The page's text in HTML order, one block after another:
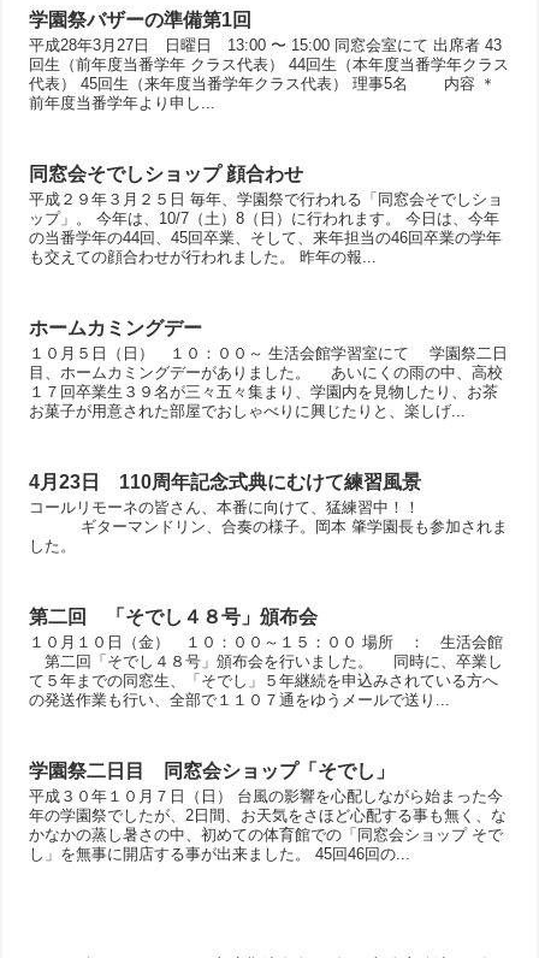
学園祭バザーの準備第1回
平成28年3月27日 日曜日 13:00 〜 15:00 同窓会室にて 出席者 43
回生（前年度当番学年 クラス代表） 44回生（本年度当番学年クラス
代表） 45回生（来年度当番学年クラス代表） 理事5名 内容 ＊
前年度当番学年より申し...
同窓会そでしショップ 顔合わせ
平成２９年３月２５日 毎年、学園祭で行われる「同窓会そでしショ
ップ」。 今年は、10/7（土）8（日）に行われます。 今日は、今年
の当番学年の44回、45回卒業、そして、来年担当の46回卒業の学年
も交えての顔合わせが行われました。 昨年の報...
ホームカミングデー
１０月５日（日） １０：００～ 生活会館学習室にて 学園祭二日
目、ホームカミングデーがありました。 あいにくの雨の中、高校
１７回卒業生３９名が三々五々集まり、学園内を見物したり、お茶
お菓子が用意された部屋でおしゃべりに興じたりと、楽しげ...
4月23日 110周年記念式典にむけて練習風景
コールリモーネの皆さん、本番に向けて、猛練習中！！
ギターマンドリン、合奏の様子。岡本 肇学園長も参加されま
した。
第二回 「そでし４８号」頒布会
１０月１０日（金） １０：００～１５：００ 場所 ： 生活会館
第二回「そでし４８号」頒布会を行いました。 同時に、卒業し
て５年までの同窓生、「そでし」５年継続を申込みされている方へ
の発送作業も行い、全部で１１０７通をゆうメールで送り...
学園祭二日目 同窓会ショップ「そでし」
平成３０年１０月７日（日） 台風の影響を心配しながら始まった今
年の学園祭でしたが、2日間、お天気をさほど心配する事も無く、な
かなかの蒸し暑さの中、初めての体育館での「同窓会ショップ そで
し」を無事に開店する事が出来ました。 45回46回の...